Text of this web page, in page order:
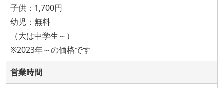
子供：1,700円
幼児：無料
（大は中学生～）
※2023年～の価格です
営業時間